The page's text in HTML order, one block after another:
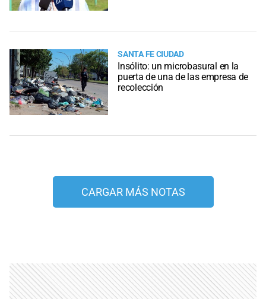
SANTA FE CIUDAD
Insólito: un microbasural en la
puerta de una de las empresa de
recolección
CARGAR MÁS NOTAS